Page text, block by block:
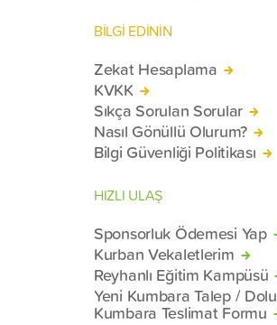
BİLGİ EDİNİN
Zekat Hesaplama
KVKK
Sıkça Sorulan Sorular
Nasıl Gönüllü Olurum?
Bilgi Güvenliği Politikası
HIZLI ULAŞ
Sponsorluk Ödemesi Yap
Kurban Vekaletlerim
Reyhanlı Eğitim Kampüsü
Yeni Kumbara Talep / Dolu
Kumbara Teslimat Formu